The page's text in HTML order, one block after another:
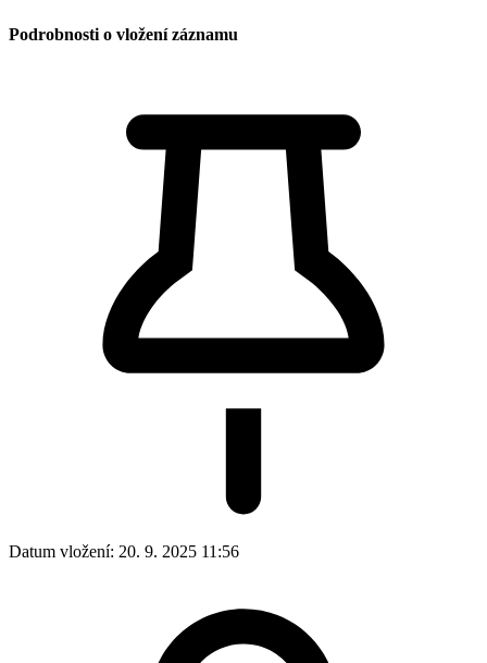
Podrobnosti o vložení záznamu
Datum vložení: 20. 9. 2025 11:56